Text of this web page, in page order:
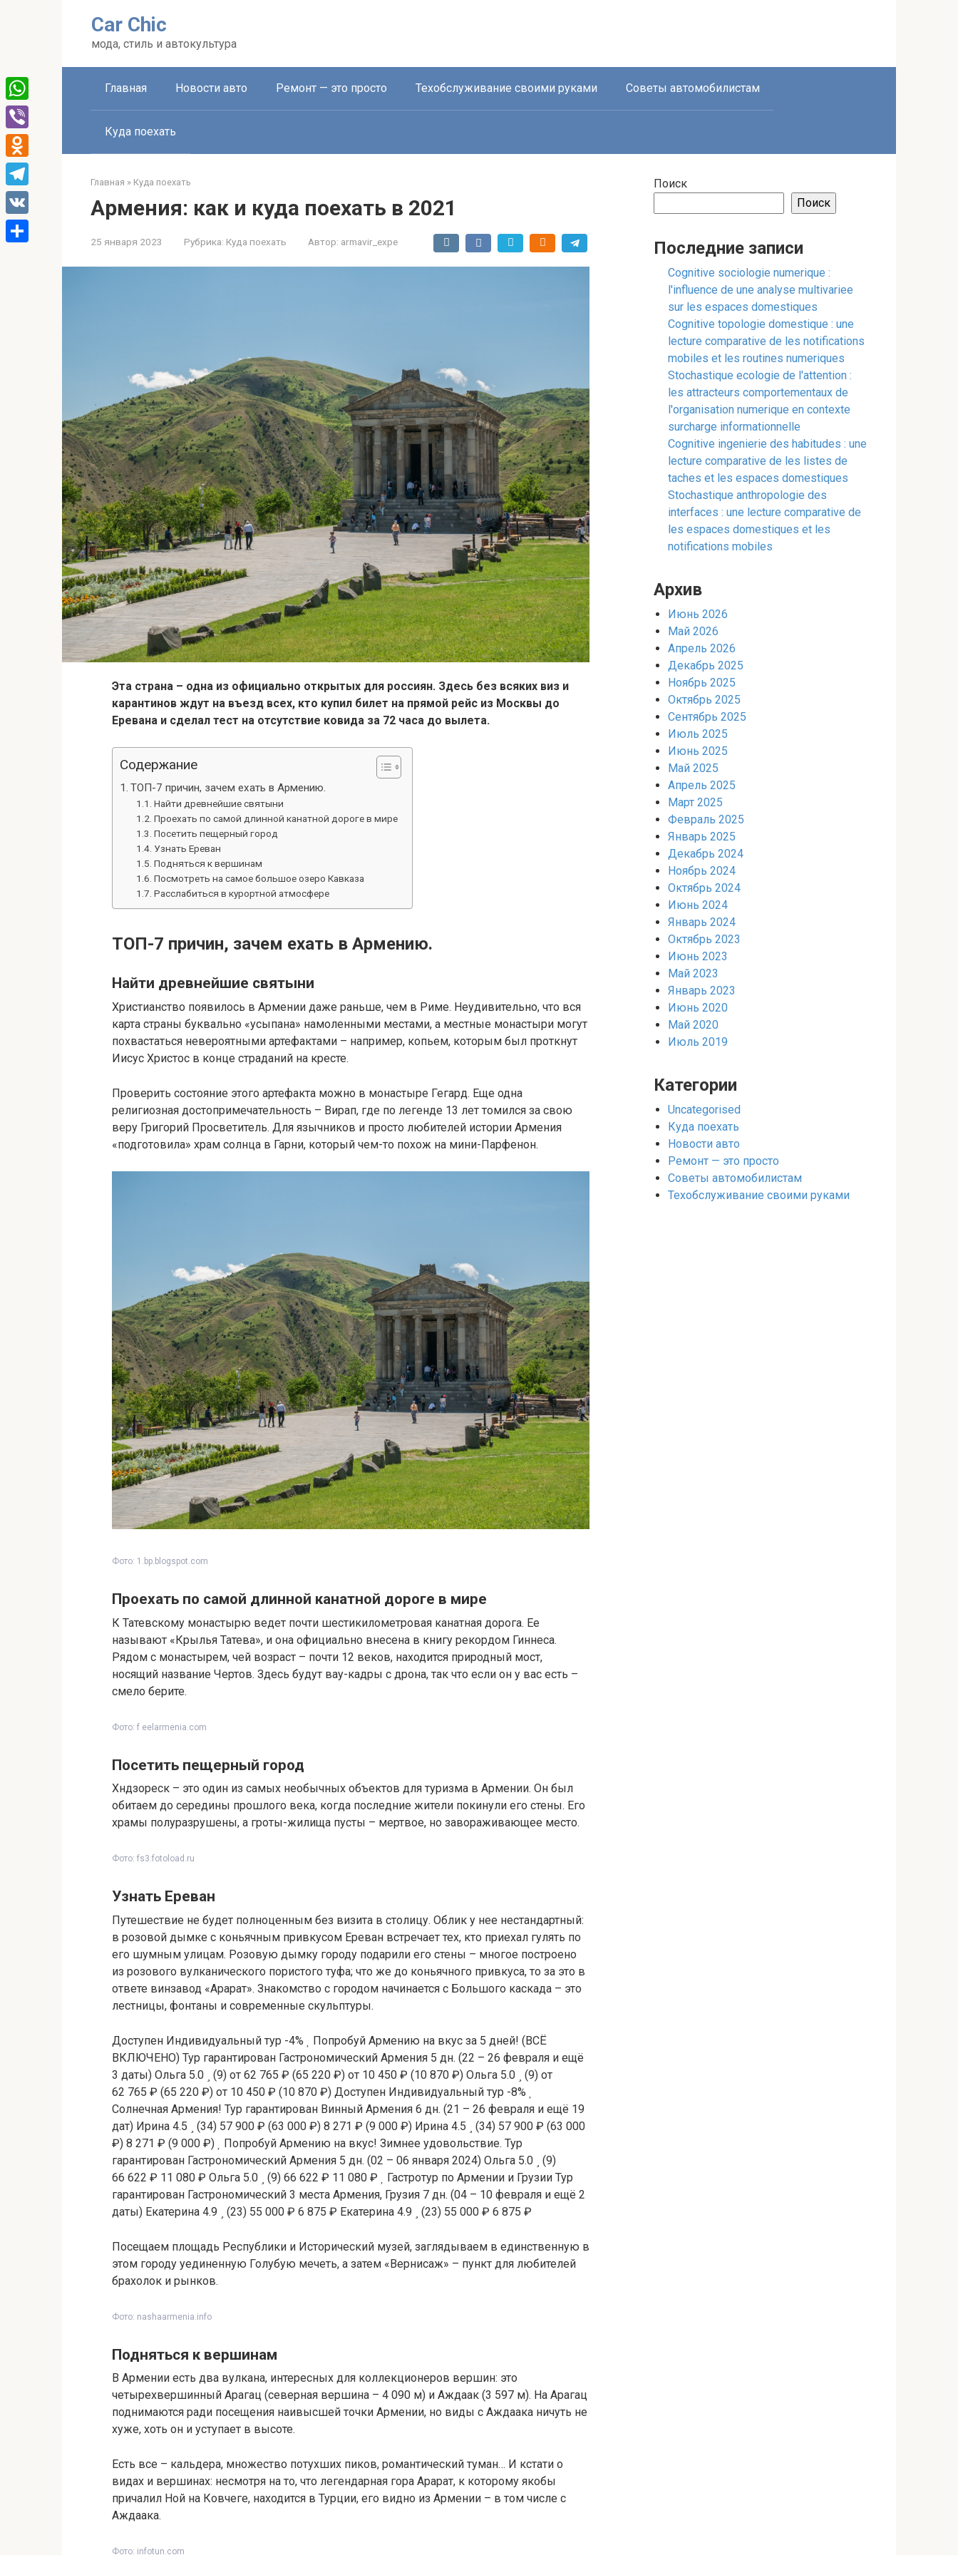
Car Chic
мода, стиль и автокультура
Главная Новости авто Ремонт — это просто Техобслуживание своими руками Советы автомобилистам
Куда поехать
Главная » Куда поехать
Армения: как и куда поехать в 2021
25 января 2023 Рубрика: Куда поехать Автор: armavir_expe
Эта страна – одна из официально открытых для россиян. Здесь без всяких виз и
карантинов ждут на въезд всех, кто купил билет на прямой рейс из Москвы до
Еревана и сделал тест на отсутствие ковида за 72 часа до вылета.
Содержание
ТОП-7 причин, зачем ехать в Армению.
Найти древнейшие святыни
Проехать по самой длинной канатной дороге в мире
Посетить пещерный город
Узнать Ереван
Подняться к вершинам
Посмотреть на самое большое озеро Кавказа
Расслабиться в курортной атмосфере
ТОП-7 причин, зачем ехать в Армению.
Найти древнейшие святыни
Христианство появилось в Армении даже раньше, чем в Риме. Неудивительно, что вся
карта страны буквально «усыпана» намоленными местами, а местные монастыри могут
похвастаться невероятными артефактами – например, копьем, которым был проткнут
Иисус Христос в конце страданий на кресте.
Проверить состояние этого артефакта можно в монастыре Гегард. Еще одна
религиозная достопримечательность – Вирап, где по легенде 13 лет томился за свою
веру Григорий Просветитель. Для язычников и просто любителей истории Армения
«подготовила» храм солнца в Гарни, который чем-то похож на мини-Парфенон.
Фото: 1.bp.blogspot.com
Проехать по самой длинной канатной дороге в мире
К Татевскому монастырю ведет почти шестикилометровая канатная дорога. Ее
называют «Крылья Татева», и она официально внесена в книгу рекордом Гиннеса.
Рядом с монастырем, чей возраст – почти 12 веков, находится природный мост,
носящий название Чертов. Здесь будут вау-кадры с дрона, так что если он у вас есть –
смело берите.
Фото: f eelarmenia.com
Посетить пещерный город
Хндзореск – это один из самых необычных объектов для туризма в Армении. Он был
обитаем до середины прошлого века, когда последние жители покинули его стены. Его
храмы полуразрушены, а гроты-жилища пусты – мертвое, но завораживающее место.
Фото: fs3.fotoload.ru
Узнать Ереван
Путешествие не будет полноценным без визита в столицу. Облик у нее нестандартный:
в розовой дымке с коньячным привкусом Ереван встречает тех, кто приехал гулять по
его шумным улицам. Розовую дымку городу подарили его стены – многое построено
из розового вулканического пористого туфа; что же до коньячного привкуса, то за это в
ответе винзавод «Арарат». Знакомство с городом начинается с Большого каскада – это
лестницы, фонтаны и современные скульптуры.
Доступен Индивидуальный тур -4%
Попробуй Армению на вкус за 5 дней! (ВСЁ
ВКЛЮЧЕНО) Тур гарантирован Гастрономический Армения 5 дн. (22 – 26 февраля и ещё
3 даты) Ольга 5.0 (9) от 62 765 ₽ (65 220 ₽) от 10 450 ₽ (10 870 ₽) Ольга 5.0 (9) от
62 765 ₽ (65 220 ₽) от 10 450 ₽ (10 870 ₽) Доступен Индивидуальный тур -8%
Солнечная Армения! Тур гарантирован Винный Армения 6 дн. (21 – 26 февраля и ещё 19
дат) Ирина 4.5 (34) 57 900 ₽ (63 000 ₽) 8 271 ₽ (9 000 ₽) Ирина 4.5 (34) 57 900 ₽ (63 000
₽) 8 271 ₽ (9 000 ₽)
Попробуй Армению на вкус! Зимнее удовольствие. Тур
гарантирован Гастрономический Армения 5 дн. (02 – 06 января 2024) Ольга 5.0
(9)
66 622 ₽ 11 080 ₽ Ольга 5.0 (9) 66 622 ₽ 11 080 ₽
Гастротур по Армении и Грузии Тур
гарантирован Гастрономический 3 места Армения, Грузия 7 дн. (04 – 10 февраля и ещё 2
даты) Екатерина 4.9 (23) 55 000 ₽ 6 875 ₽ Екатерина 4.9 (23) 55 000 ₽ 6 875 ₽
Посещаем площадь Республики и Исторический музей, заглядываем в единственную в
этом городу уединенную Голубую мечеть, а затем «Вернисаж» – пункт для любителей
брахолок и рынков.
Фото: nashaarmenia.info
Подняться к вершинам
В Армении есть два вулкана, интересных для коллекционеров вершин: это
четырехвершинный Арагац (северная вершина – 4 090 м) и Аждаак (3 597 м). На Арагац
поднимаются ради посещения наивысшей точки Армении, но виды с Аждаака ничуть не
хуже, хоть он и уступает в высоте.
Есть все – кальдера, множество потухших пиков, романтический туман… И кстати о
видах и вершинах: несмотря на то, что легендарная гора Арарат, к которому якобы
причалил Ной на Ковчеге, находится в Турции, его видно из Армении – в том числе с
Аждаака.
Фото: infotun.com
Поиск
Поиск
Последние записи
Cognitive sociologie numerique :
l'influence de une analyse multivariee
sur les espaces domestiques
Cognitive topologie domestique : une
lecture comparative de les notifications
mobiles et les routines numeriques
Stochastique ecologie de l'attention :
les attracteurs comportementaux de
l'organisation numerique en contexte
surcharge informationnelle
Cognitive ingenierie des habitudes : une
lecture comparative de les listes de
taches et les espaces domestiques
Stochastique anthropologie des
interfaces : une lecture comparative de
les espaces domestiques et les
notifications mobiles
Архив
Июнь 2026
Май 2026
Апрель 2026
Декабрь 2025
Ноябрь 2025
Октябрь 2025
Сентябрь 2025
Июль 2025
Июнь 2025
Май 2025
Апрель 2025
Март 2025
Февраль 2025
Январь 2025
Декабрь 2024
Ноябрь 2024
Октябрь 2024
Июнь 2024
Январь 2024
Октябрь 2023
Июнь 2023
Май 2023
Январь 2023
Июнь 2020
Май 2020
Июль 2019
Категории
Uncategorised
Куда поехать
Новости авто
Ремонт — это просто
Советы автомобилистам
Техобслуживание своими руками
WhatsApp
Viber
Odnoklassniki
Telegram
VK